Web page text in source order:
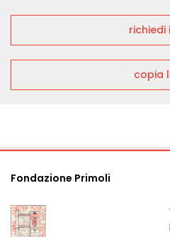
richiedi
copia
Fondazione Primoli